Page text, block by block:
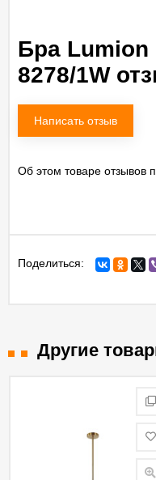
Бра Lumion
8278/1W
Написать отзыв
Об этом товаре отзывов
Поделиться:
Другие